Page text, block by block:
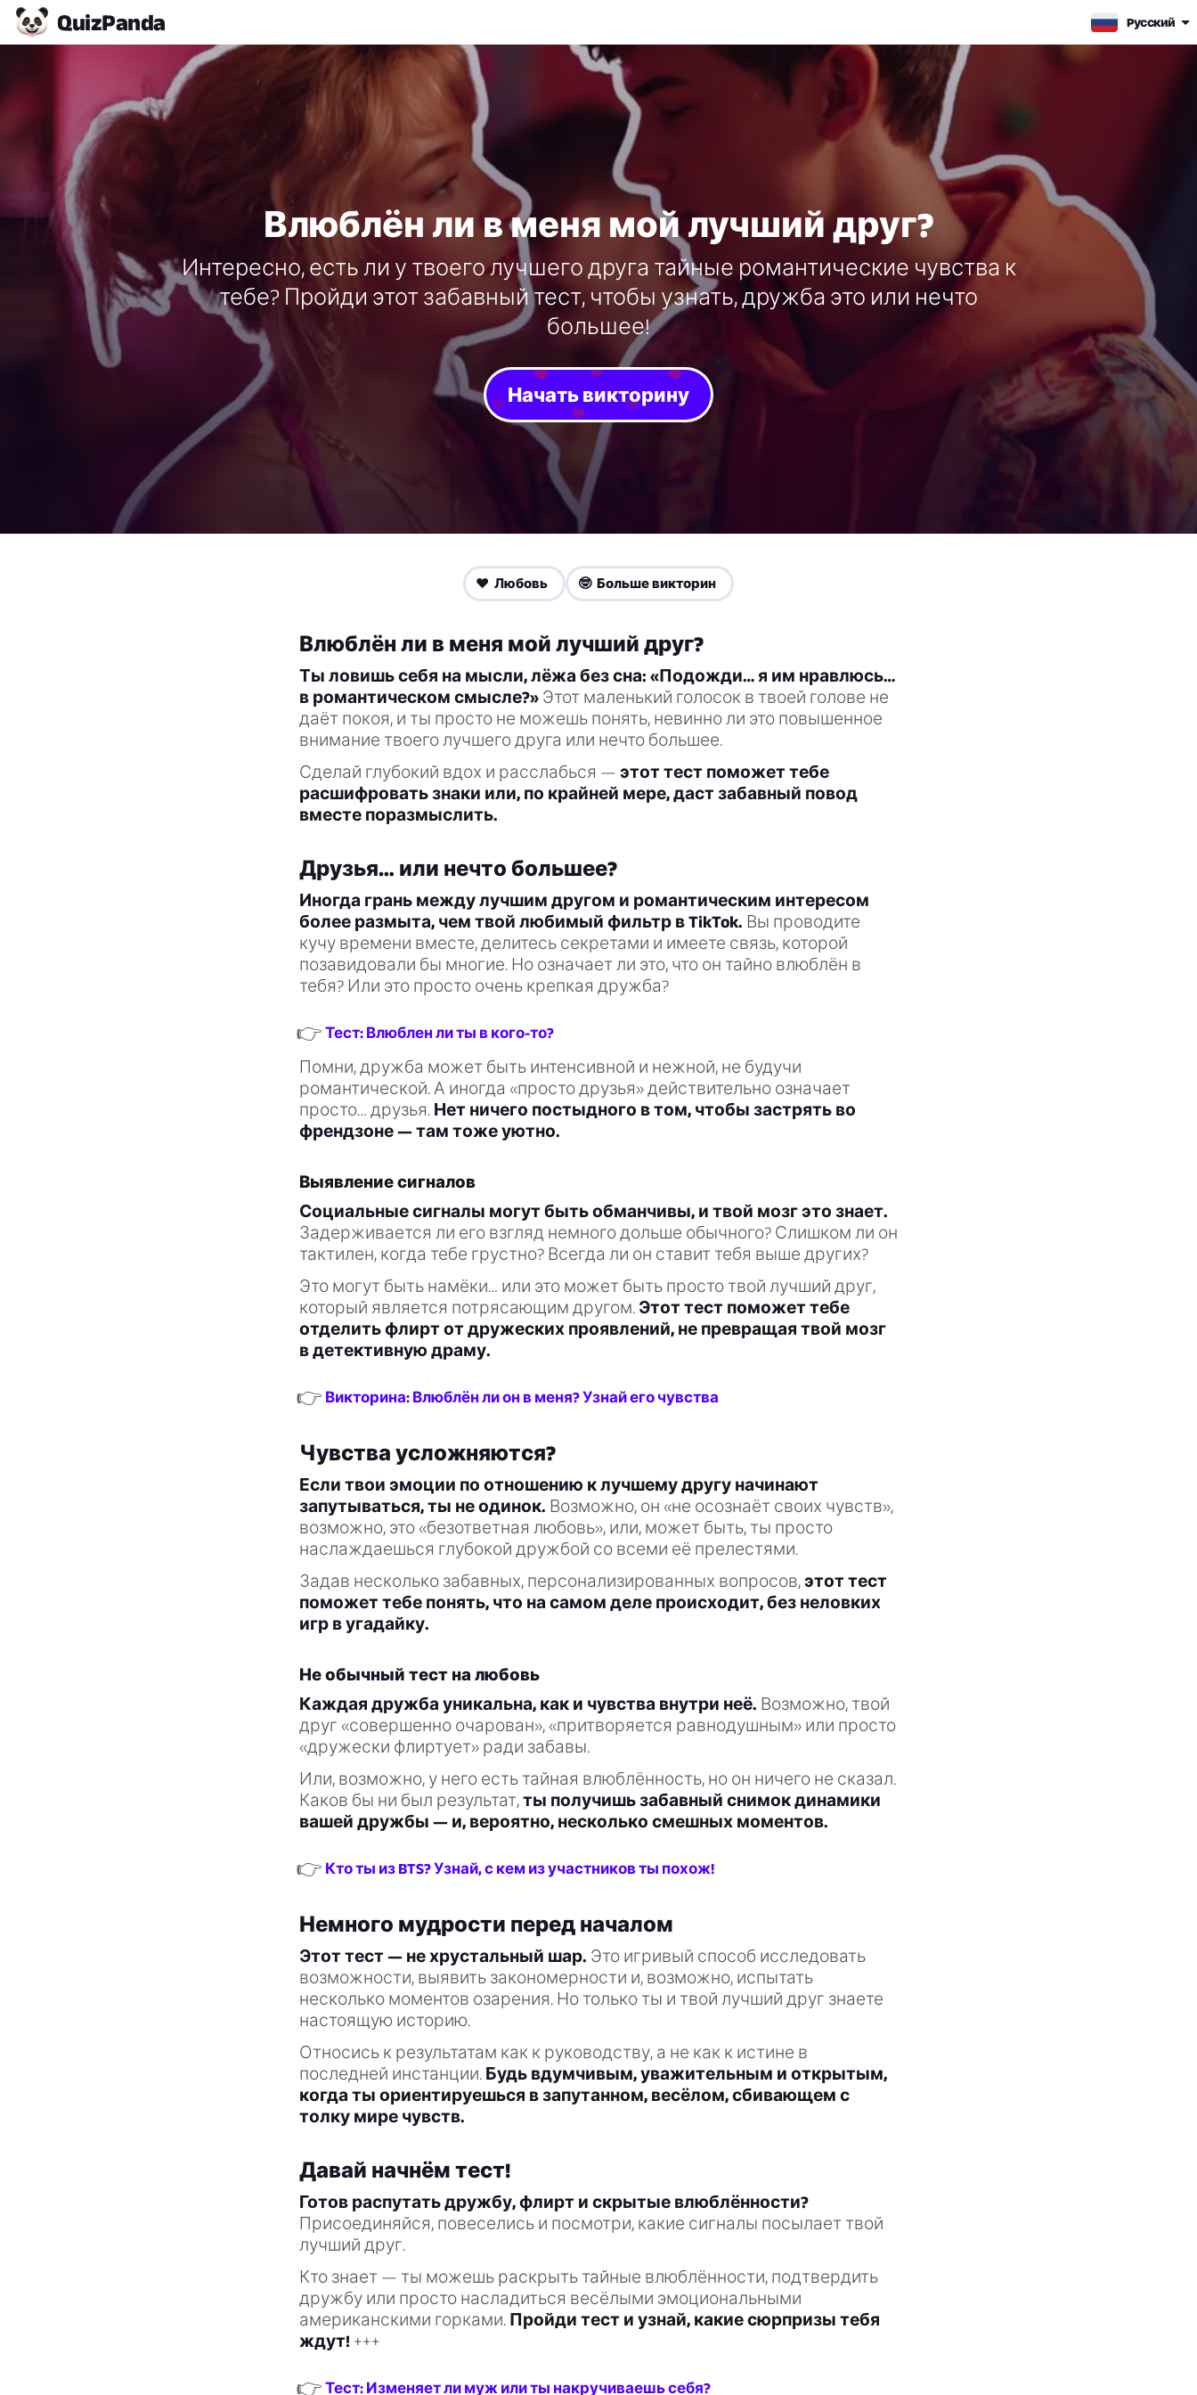
QuizPanda Pусский
Влюблён ли в меня мой лучший друг?
Интересно, есть ли у твоего лучшего друга тайные романтические чувства к
тебе? Пройди этот забавный тест, чтобы узнать, дружба это или нечто
большее!
Начать викторину
❤️ Любовь 🤓 Больше викторин
Влюблён ли в меня мой лучший друг?
Ты ловишь себя на мысли, лёжа без сна: «Подожди… я им нравлюсь…
в романтическом смысле?» Этот маленький голосок в твоей голове не
даёт покоя, и ты просто не можешь понять, невинно ли это повышенное
внимание твоего лучшего друга или нечто большее.
Сделай глубокий вдох и расслабься — этот тест поможет тебе
расшифровать знаки или, по крайней мере, даст забавный повод
вместе поразмыслить.
Друзья… или нечто большее?
Иногда грань между лучшим другом и романтическим интересом
более размыта, чем твой любимый фильтр в TikTok. Вы проводите
кучу времени вместе, делитесь секретами и имеете связь, которой
позавидовали бы многие. Но означает ли это, что он тайно влюблён в
тебя? Или это просто очень крепкая дружба?
👉 Тест: Влюблен ли ты в кого-то?
Помни, дружба может быть интенсивной и нежной, не будучи
романтической. А иногда «просто друзья» действительно означает
просто… друзья. Нет ничего постыдного в том, чтобы застрять во
френдзоне — там тоже уютно.
Выявление сигналов
Социальные сигналы могут быть обманчивы, и твой мозг это знает.
Задерживается ли его взгляд немного дольше обычного? Слишком ли он
тактилен, когда тебе грустно? Всегда ли он ставит тебя выше других?
Это могут быть намёки… или это может быть просто твой лучший друг,
который является потрясающим другом. Этот тест поможет тебе
отделить флирт от дружеских проявлений, не превращая твой мозг
в детективную драму.
👉 Викторина: Влюблён ли он в меня? Узнай его чувства
Чувства усложняются?
Если твои эмоции по отношению к лучшему другу начинают
запутываться, ты не одинок. Возможно, он «не осознаёт своих чувств»,
возможно, это «безответная любовь», или, может быть, ты просто
наслаждаешься глубокой дружбой со всеми её прелестями.
Задав несколько забавных, персонализированных вопросов,этот тест
поможет тебе понять, что на самом деле происходит, без неловких
игр в угадайку.
Не обычный тест на любовь
Каждая дружба уникальна, как и чувства внутри неё. Возможно, твой
друг «совершенно очарован», «притворяется равнодушным» или просто
«дружески флиртует» ради забавы.
Или, возможно, у него есть тайная влюблённость, но он ничего не сказал.
Каков бы ни был результат,ты получишь забавный снимок динамики
вашей дружбы — и, вероятно, несколько смешных моментов.
👉 Кто ты из BTS? Узнай, с кем из участников ты похож!
Немного мудрости перед началом
Этот тест — не хрустальный шар. Это игривый способ исследовать
возможности, выявить закономерности и, возможно, испытать
несколько моментов озарения. Но только ты и твой лучший друг знаете
настоящую историю.
Относись к результатам как к руководству, а не как к истине в
последней инстанции. Будь вдумчивым, уважительным и открытым,
когда ты ориентируешься в запутанном, весёлом, сбивающем с
толку мире чувств.
Давай начнём тест!
Готов распутать дружбу, флирт и скрытые влюблённости?
Присоединяйся, повеселись и посмотри, какие сигналы посылает твой
лучший друг.
Кто знает — ты можешь раскрыть тайные влюблённости, подтвердить
дружбу или просто насладиться весёлыми эмоциональными
американскими горками. Пройди тест и узнай, какие сюрпризы тебя
ждут! +++
👉 Тест: Изменяет ли муж или ты накручиваешь себя?